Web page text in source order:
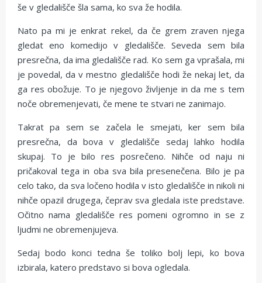
še v gledališče šla sama, ko sva že hodila.
Nato pa mi je enkrat rekel, da če grem zraven njega
gledat eno komedijo v gledališče. Seveda sem bila
presrečna, da ima gledališče rad. Ko sem ga vprašala, mi
je povedal, da v mestno gledališče hodi že nekaj let, da
ga res obožuje. To je njegovo življenje in da me s tem
noče obremenjevati, če mene te stvari ne zanimajo.
Takrat pa sem se začela le smejati, ker sem bila
presrečna, da bova v gledališče sedaj lahko hodila
skupaj. To je bilo res posrečeno. Nihče od naju ni
pričakoval tega in oba sva bila presenečena. Bilo je pa
celo tako, da sva ločeno hodila v isto gledališče in nikoli ni
nihče opazil drugega, čeprav sva gledala iste predstave.
Očitno nama gledališče res pomeni ogromno in se z
ljudmi ne obremenjujeva.
Sedaj bodo konci tedna še toliko bolj lepi, ko bova
izbirala, katero predstavo si bova ogledala.